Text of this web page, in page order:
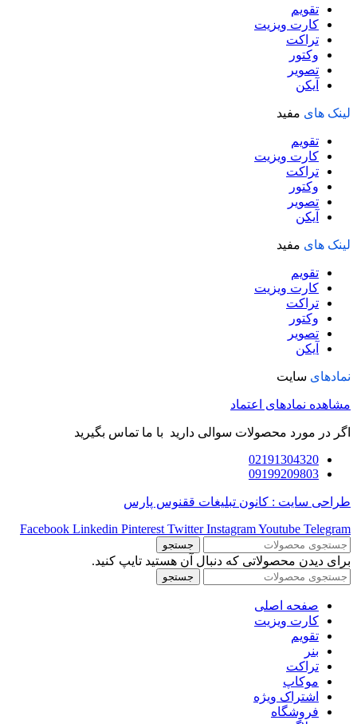
تقویم
کارت ویزیت
تراکت
وکتور
تصویر
آیکن
لینک های مفید
تقویم
کارت ویزیت
تراکت
وکتور
تصویر
آیکن
لینک های مفید
تقویم
کارت ویزیت
تراکت
وکتور
تصویر
آیکن
نمادهای سایت
مشاهده نمادهای اعتماد
اگر در مورد محصولات سوالی دارید با ما تماس بگیرید
02191304320
09199209803
طراحی سایت : کانون تبلیغات ققنوس پارس
Facebook Linkedin Pinterest Twitter InstagramYoutube Telegram
جستجو
برای دیدن محصولاتی که دنبال آن هستید تایپ کنید.
جستجو
صفحه اصلی
کارت ویزیت
تقویم
بنر
تراکت
موکاپ
اشتراک ویژه
فروشگاه